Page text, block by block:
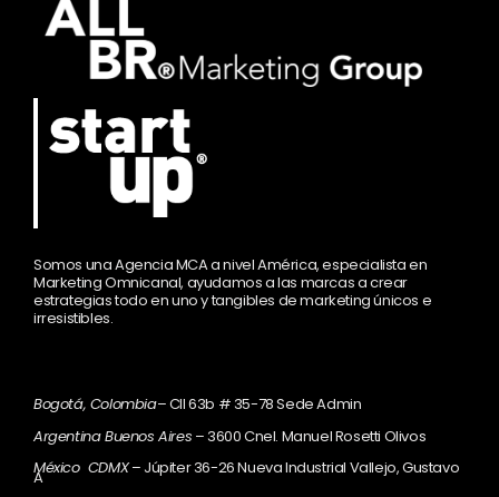
Somos una Agencia MCA a nivel América, especialista en
Marketing Omnicanal, ayudamos a las marcas a crear
estrategias todo en uno y tangibles de marketing únicos e
irresistibles.
Bogotá, Colombia– Cll 63b # 35-78 Sede Admin
Argentina Buenos Aires – 3600 Cnel. Manuel Rosetti Olivos
México CDMX– Júpiter 36-26 Nueva Industrial Vallejo, Gustavo
A